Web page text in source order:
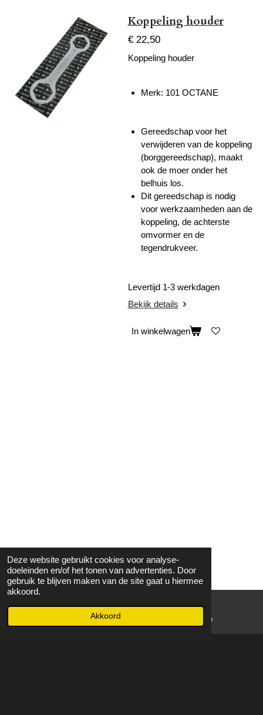
Deze website gebruikt cookies voor analyse-
doeleinden en/of het tonen van advertenties. Door
gebruik te blijven maken van de site gaat u hiermee
akkoord.
Akkoord
Koppeling houder
€ 22,50
Koppeling houder
Merk: 101 OCTANE
Gereedschap voor het
verwijderen van de koppeling
(borggereedschap), maakt
ook de moer onder het
belhuis los.
Dit gereedschap is nodig
voor werkzaamheden aan de
koppeling, de achterste
omvormer en de
tegendrukveer.
Levertijd 1-3 werkdagen
Bekijk details
In winkelwagen
WhatsApp